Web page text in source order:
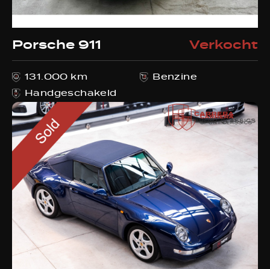
Porsche 911 Verkocht
131.000 km
Benzine
Handgeschakeld